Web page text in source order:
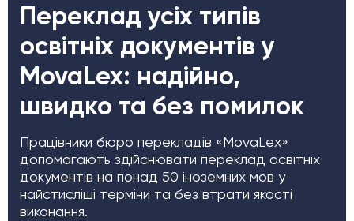
Переклад усіх типів
освітніх документів у
MovaLex: надійно,
швидко та без помилок
Працівники бюро перекладів «MovaLex»
допомагають здійснювати переклад освітніх
документів на понад 50 іноземних мов у
найстисліші терміни та без втрати якості
виконання.